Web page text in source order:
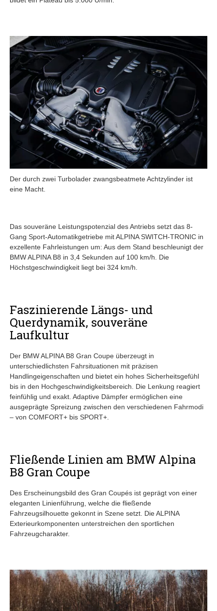
Der durch zwei Turbolader zwangsbeatmete Achtzylinder ist
eine Macht.
Das souveräne Leistungspotenzial des Antriebs setzt das 8-
Gang Sport-Automatikgetriebe mit ALPINA SWITCH-TRONIC in
exzellente Fahrleistungen um: Aus dem Stand beschleunigt der
BMW ALPINA B8 in 3,4 Sekunden auf 100 km/h. Die
Höchstgeschwindigkeit liegt bei 324 km/h.
Faszinierende Längs- und
Querdynamik, souveräne
Laufkultur
Der BMW ALPINA B8 Gran Coupe überzeugt in
unterschiedlichsten Fahrsituationen mit präzisen
Handlingeigenschaften und bietet ein hohes Sicherheitsgefühl
bis in den Hochgeschwindigkeitsbereich. Die Lenkung reagiert
feinfühlig und exakt. Adaptive Dämpfer ermöglichen eine
ausgeprägte Spreizung zwischen den verschiedenen Fahrmodi
– von COMFORT+ bis SPORT+.
Fließende Linien am BMW Alpina
B8 Gran Coupe
Des Erscheinungsbild des Gran Coupés ist geprägt von einer
eleganten Linienführung, welche die fließende
Fahrzeugsilhouette gekonnt in Szene setzt. Die ALPINA
Exterieurkomponenten unterstreichen den sportlichen
Fahrzeugcharakter.